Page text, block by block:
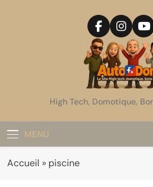
High Tech, Domotique,
MENU
Accueil » piscine